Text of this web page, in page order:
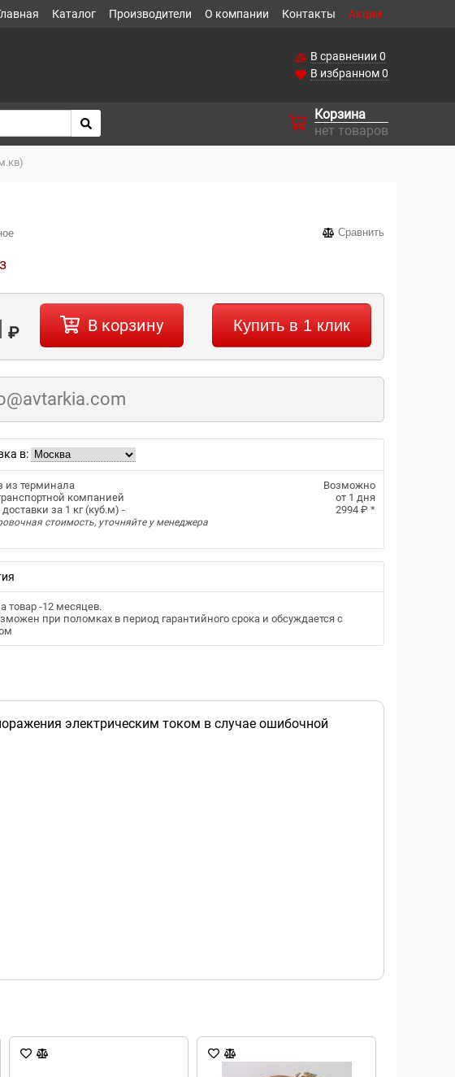
Каталог Производители О компании Контакты Акции
В сравнении 0
В избранном0
Корзина
нет товаров
Сравнить
₽ В корзину Купить в 1 клик
в:
из терминала
Возможно
компанией
от 1 дня
за 1 кг (куб.м) -
2994 ₽ *
стоимость, уточняйте у менеджера
товар -12 месяцев.
при поломках в период гарантийного срока и обсуждается с
электрическим током в случае ошибочной